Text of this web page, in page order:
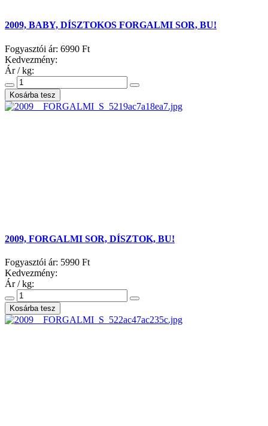
2009, BABY, DÍSZTOKOS FORGALMI SOR, BU!
Fogyasztói ár: 6990 Ft
Kedvezmény:
Ár / kg:
2009, FORGALMI SOR, DÍSZTOK, BU!
Fogyasztói ár: 5990 Ft
Kedvezmény:
Ár / kg: